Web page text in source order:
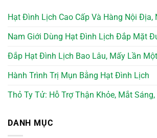
Hạt Đình Lịch Cao Cấp Và Hàng Nội Địa,
Nam Giới Dùng Hạt Đình Lịch Đắp Mặt
Đắp Hạt Đình Lịch Bao Lâu, Mấy Lần
Hành Trình Trị Mụn Bằng Hạt Đình Lịch
Thỏ Ty Tử: Hỗ Trợ Thận Khỏe, Mắt
DANH MỤC